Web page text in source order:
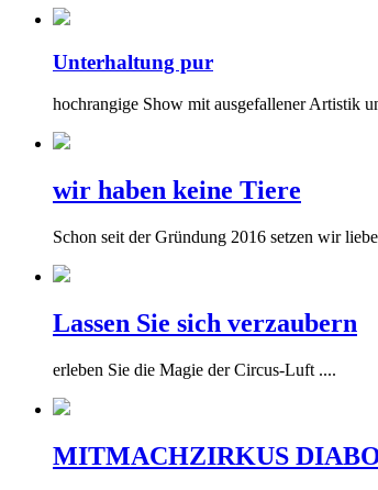
Unterhaltung pur
hochrangige Show mit ausgefallener Artistik
wir haben keine Tiere
Schon seit der Gründung 2016 setzen wir
Lassen Sie sich verzaubern
erleben Sie die Magie der Circus-Luft ....
MITMACHZIRKUS